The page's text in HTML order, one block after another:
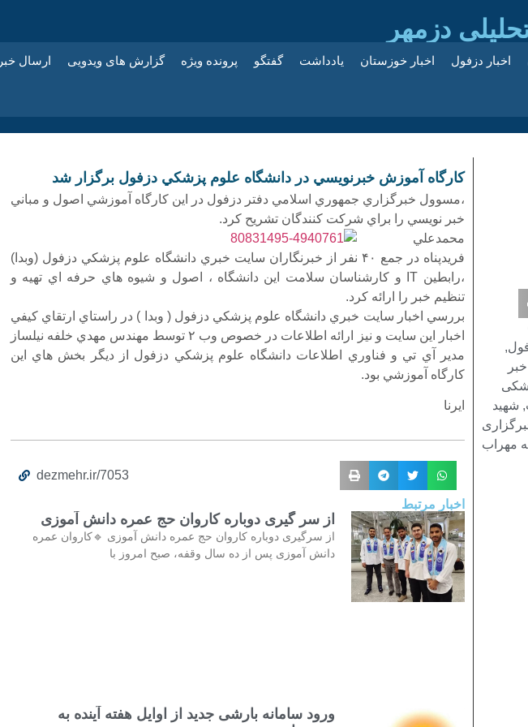
دزمهر
اخبار دزفول اخبار خوزستان یادداشت گفتگو پرونده ویژه گزارش های ویدویی ارسال خبر
,
خبر
, شهید
مهراب
كارگاه آموزش خبرنويسي در دانشگاه علوم پزشكي دزفول برگزار شد
،مسوول خبرگزاري جمهوري اسلامي دفتر دزفول در اين كارگاه آموزشي اصول و مباني
خبر نويسي را براي شركت كنندگان تشريح كرد.
محمدعلي
فريدپناه در جمع ۴۰ نفر از خبرنگاران سايت خبري دانشگاه علوم پزشكي دزفول (وبدا)
،رابطين IT و كارشناسان سلامت اين دانشگاه ، اصول و شيوه هاي حرفه اي تهيه و
تنظيم خبر را ارائه كرد.
بررسي اخبار سايت خبري دانشگاه علوم پزشكي دزفول ( وبدا ) در راستاي ارتقاي كيفي
اخبار اين سايت و نيز ارائه اطلاعات در خصوص وب ۲ توسط مهندس مهدي خلفه نيلساز
مدير آي تي و فناوري اطلاعات دانشگاه علوم پزشكي دزفول از ديگر بخش هاي اين
كارگاه آموزشي بود.
ایرنا
dezmehr.ir/7053
اخبار مرتبط
از سر گیری دوباره کاروان حج عمره دانش آموزی
از سرگیری دوباره کاروان حج عمره دانش آموزی 🔹کاروان عمره
دانش آموزی پس از ده سال وقفه، صبح امروز با
ورود سامانه بارشی جدید از اوایل هفته آینده به